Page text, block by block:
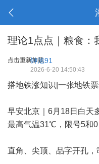
理论1点点｜粮食：
点击重新加载
钟旭91
2026-6-20 14:50:43
搭地铁涨知识|一张地铁
早安北京｜6月18日白天
最高气温31℃，限号5和0
直角、尖顶、品字开孔，